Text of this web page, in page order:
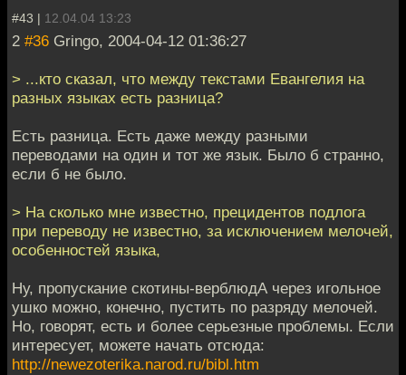
#43 | 12.04.04 13:23
2 #36 Gringo, 2004-04-12 01:36:27
> ...кто сказал, что между текстами Евангелия на
разных языках есть разница?
Есть разница. Есть даже между разными
переводами на один и тот же язык. Было б странно,
если б не было.
> На сколько мне известно, прецидентов подлога
при переводу не известно, за исключением мелочей,
особенностей языка,
Ну, пропускание скотины-верблюдА через игольное
ушко можно, конечно, пустить по разряду мелочей.
Но, говорят, есть и более серьезные проблемы. Если
интересует, можете начать отсюда:
http://newezoterika.narod.ru/bibl.htm